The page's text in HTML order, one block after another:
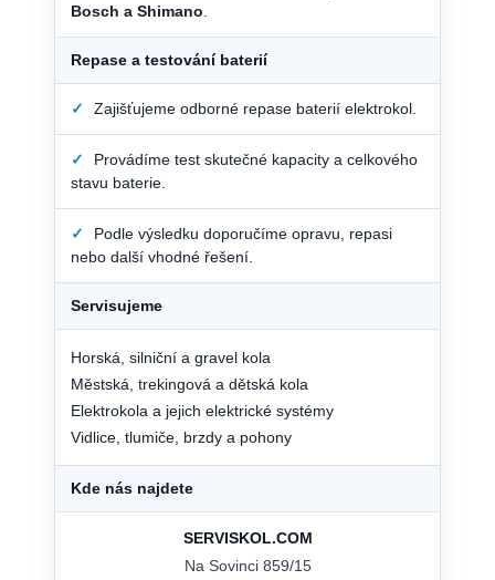
Bosch a Shimano
Repase a testování baterií
✓ Zajišťujeme odborné repase baterií elektrokol.
✓
Provádíme test skutečné kapacity a celkového
stavu baterie.
✓
Podle výsledku doporučíme opravu, repasi
nebo další vhodné řešení.
Servisujeme
Horská, silniční a gravel kola
Městská, trekingová a dětská kola
Elektrokola a jejich elektrické systémy
Vidlice, tlumiče, brzdy a pohony
Kde nás najdete
SERVISKOL.COM
Na Sovinci 859/15